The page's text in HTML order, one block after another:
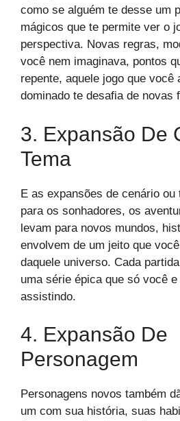
como se alguém te desse um
mágicos que te permite ver o
perspectiva. Novas regras,
você nem imaginava, pontos
repente, aquele jogo que você
dominado te desafia de novas
3. Expansão De
Tema
E as expansões de cenário
para os sonhadores, os
levam para novos mundos,
envolvem de um jeito que
daquele universo. Cada
uma série épica que só você
assistindo.
4. Expansão De
Personagem
Personagens novos também
um com sua história, suas